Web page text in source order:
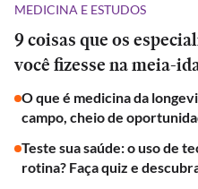
MEDICINA E ESTUDOS
9 coisas que os
você fizesse na meia-
O que é medicina da
campo, cheio de
Teste sua saúde: o uso de
rotina? Faça quiz e